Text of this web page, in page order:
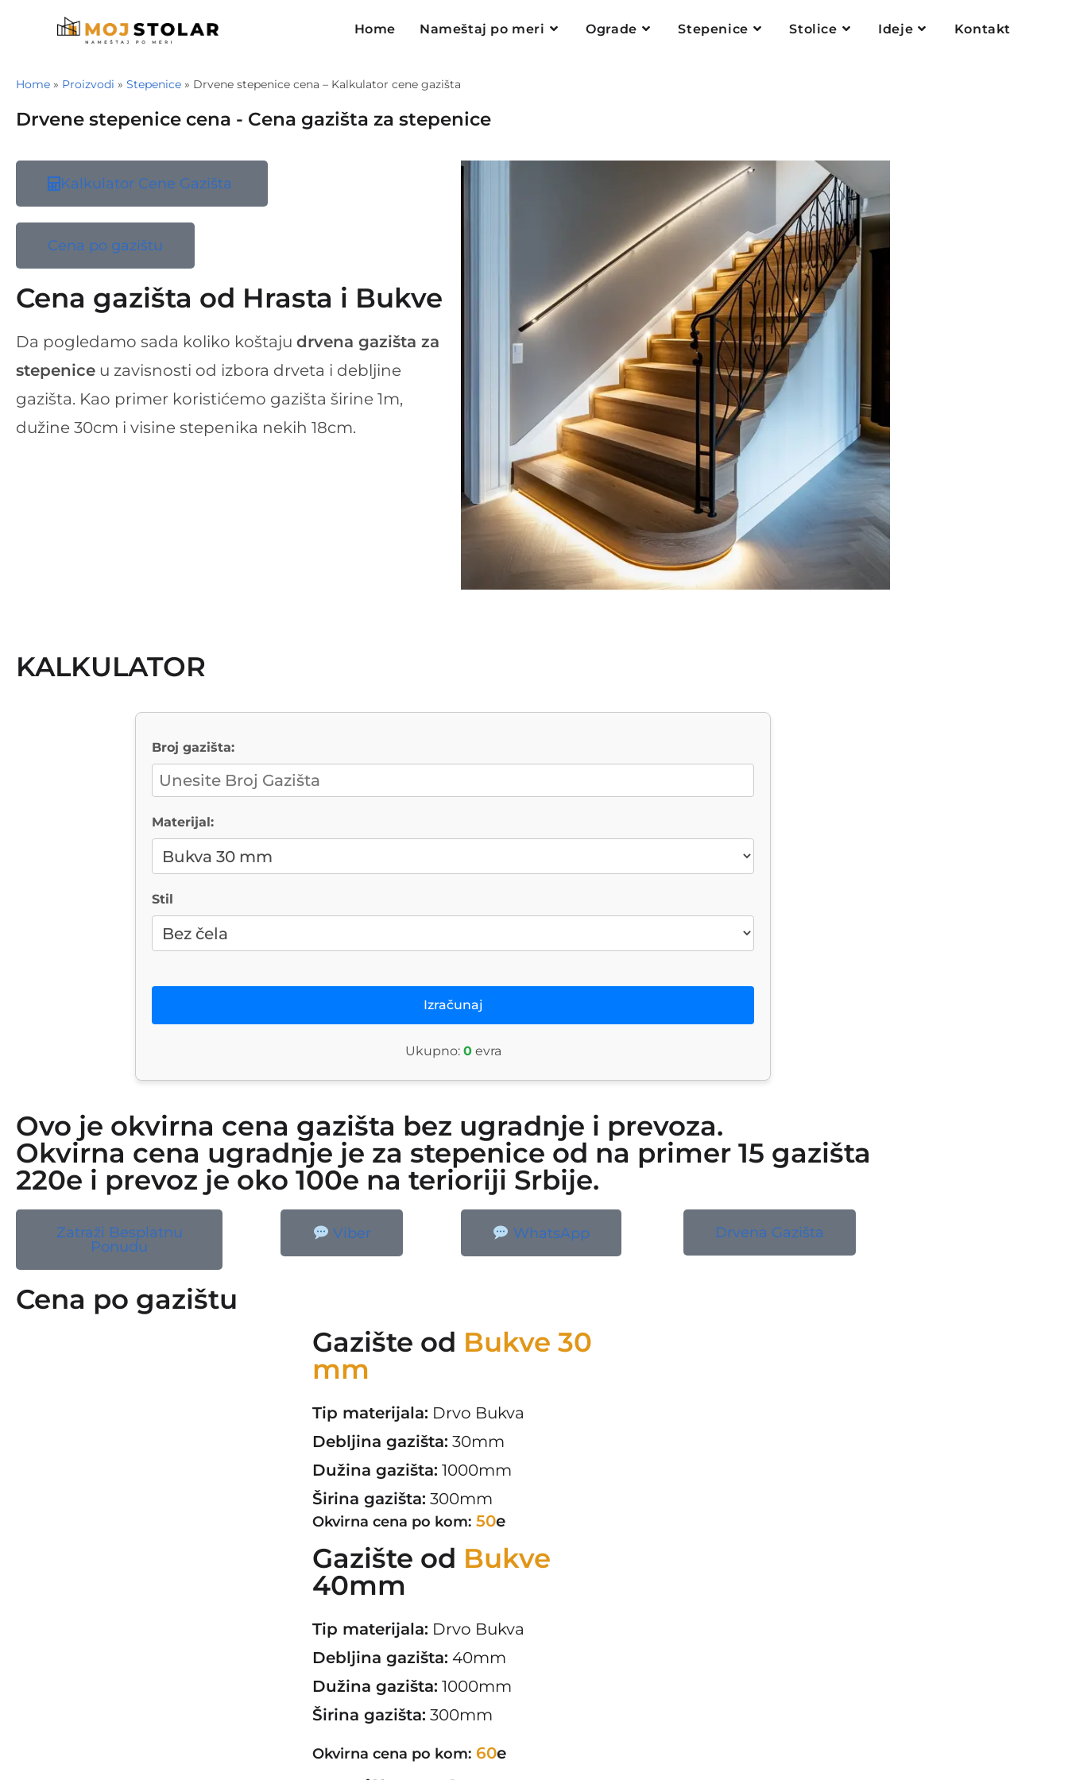
Home Nameštaj po meri Ograde Stepenice Stolice Ideje Kontakt
Home » Proizvodi » Stepenice » Drvene stepenice cena – Kalkulator cene gazišta
Drvene stepenice cena - Cena gazišta za stepenice
Kalkulator Cene Gazišta
Cena po gazištu
Cena gazišta od Hrasta i Bukve
Da pogledamo sada koliko koštaju drvena gazišta za
stepenice u zavisnosti od izbora drveta i debljine
gazišta. Kao primer koristićemo gazišta širine 1m,
dužine 30cm i visine stepenika nekih 18cm.
KALKULATOR
Broj gazišta:
Materijal:
Stil
Izračunaj
Ukupno: 0evra
Ovo je okvirna cena gazišta bez ugradnje i prevoza.
Okvirna cena ugradnje je za stepenice od na primer 15 gazišta
220e i prevoz je oko 100e na terioriji Srbije.
Zatraži Besplatnu
Ponudu
Viber WhatsApp Drvena Gazišta
Cena po gazištu
Gazište od Bukve 30
mm
Tip materijala: Drvo Bukva
Debljina gazišta: 30mm
Dužina gazišta: 1000mm
Širina gazišta: 300mm
Okvirna cena po kom: 50e
Gazište od Bukve
40mm
Tip materijala: Drvo Bukva
Debljina gazišta: 40mm
Dužina gazišta: 1000mm
Širina gazišta: 300mm
Okvirna cena po kom: 60e